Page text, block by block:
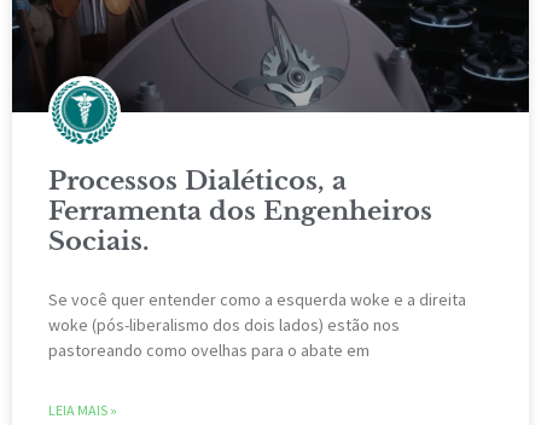
Processos Dialéticos, a
Ferramenta dos Engenheiros
Sociais.
Se você quer entender como a esquerda woke e a direita
woke (pós-liberalismo dos dois lados) estão nos
pastoreando como ovelhas para o abate em
LEIA MAIS »